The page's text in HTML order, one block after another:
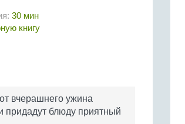
30 мин
книгу
вчерашнего ужина
придадут блюду приятный